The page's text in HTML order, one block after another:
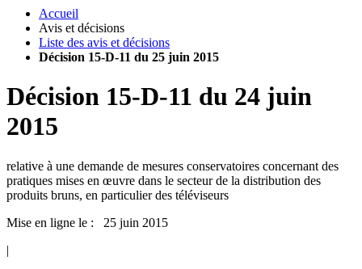
Accueil
Avis et décisions
Liste des avis et décisions
Décision 15-D-11 du 25 juin 2015
Décision 15-D-11 du 24 juin
2015
relative à une demande de mesures conservatoires concernant des
pratiques mises en œuvre dans le secteur de la distribution des
produits bruns, en particulier des téléviseurs
Mise en ligne le : 25 juin 2015
|